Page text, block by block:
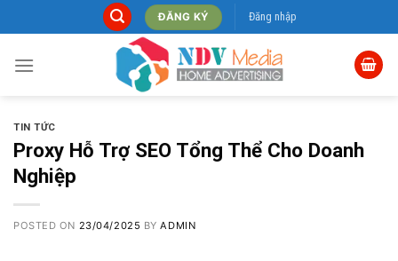
to
content
ĐĂNG KÝ Đăng nhập
TIN TỨC
Proxy Hỗ Trợ SEO Tổng Thể Cho Doanh
Nghiệp
POSTED ON 23/04/2025 BYADMIN